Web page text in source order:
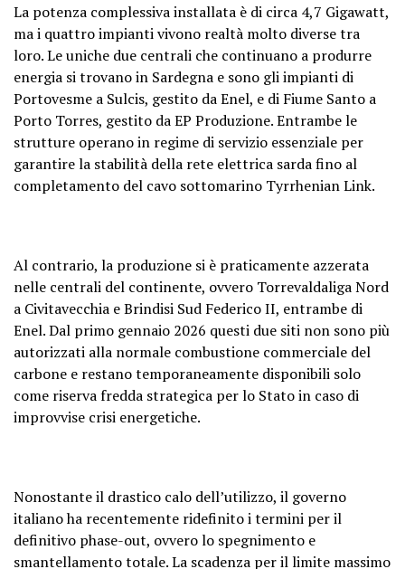
La potenza complessiva installata è di circa 4,7 Gigawatt,
ma i quattro impianti vivono realtà molto diverse tra
loro. Le uniche due centrali che continuano a produrre
energia si trovano in Sardegna e sono gli impianti di
Portovesme a Sulcis, gestito da Enel, e di Fiume Santo a
Porto Torres, gestito da EP Produzione. Entrambe le
strutture operano in regime di servizio essenziale per
garantire la stabilità della rete elettrica sarda fino al
completamento del cavo sottomarino Tyrrhenian Link.
Al contrario, la produzione si è praticamente azzerata
nelle centrali del continente, ovvero Torrevaldaliga Nord
a Civitavecchia e Brindisi Sud Federico II, entrambe di
Enel. Dal primo gennaio 2026 questi due siti non sono più
autorizzati alla normale combustione commerciale del
carbone e restano temporaneamente disponibili solo
come riserva fredda strategica per lo Stato in caso di
improvvise crisi energetiche.
Nonostante il drastico calo dell’utilizzo, il governo
italiano ha recentemente ridefinito i termini per il
definitivo phase-out, ovvero lo spegnimento e
smantellamento totale. La scadenza per il limite massimo